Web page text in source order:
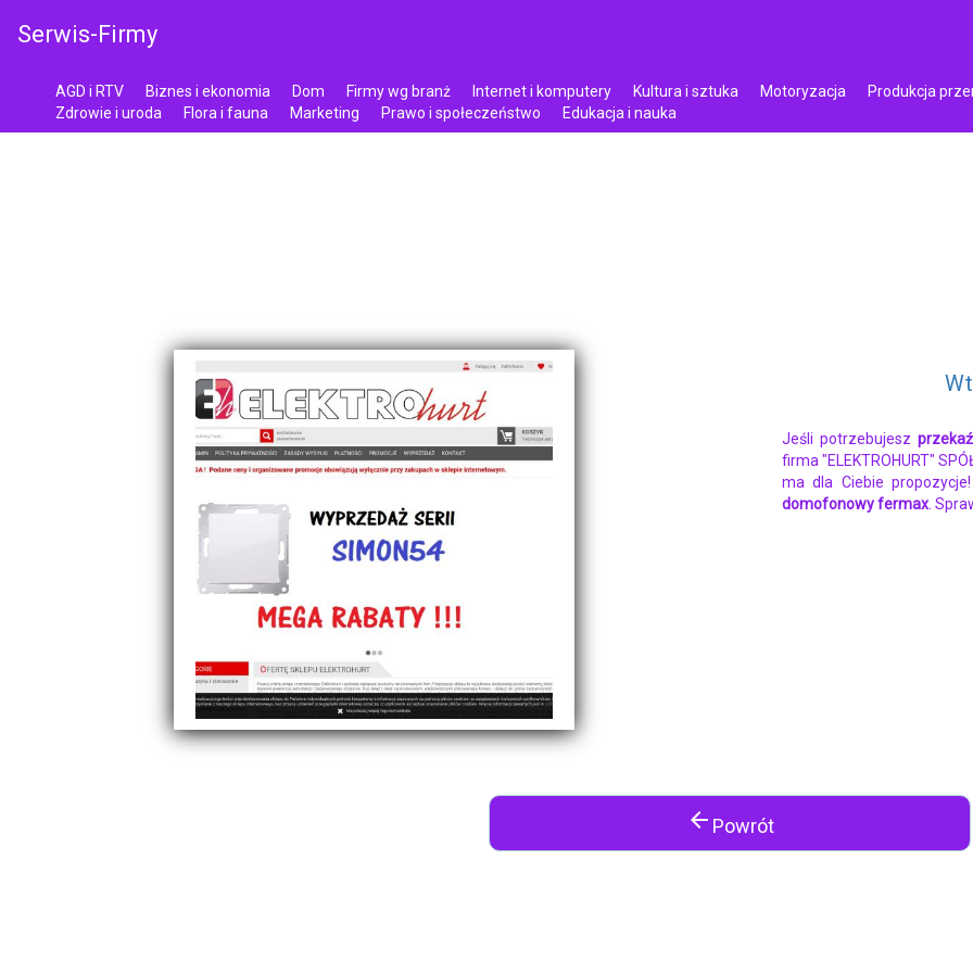
Serwis-Firmy
AGD i RTV Biznes i ekonomia Dom Firmy wg branż Internet i komputery Kultura i sztuka Motoryzacja Produkcja
Zdrowie i uroda
Flora i fauna Marketing Prawo i społeczeństwo Edukacja i nauka
Jeśli potrzebujesz
firma "ELEKTROHURT"
ma dla Ciebie
domofonowy fermax.
arrow_back Powrót